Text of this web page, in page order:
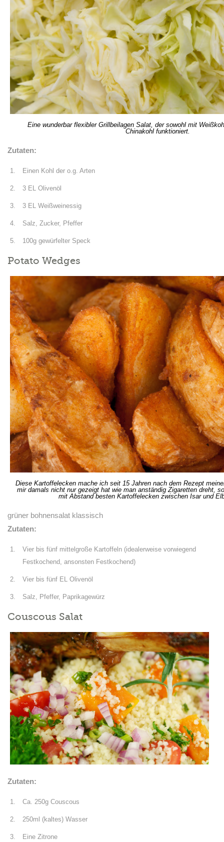
Eine wunderbar flexibler Grillbeilagen Salat, der sowohl mit
Chinakohl funktioniert.
Zutaten:
Einen Kohl der o.g. Arten
3 EL Olivenöl
3 EL Weißweinessig
Salz, Zucker, Pfeffer
100g gewürfelter Speck
Potato Wedges
Diese Kartoffelecken mache ich seit 15 Jahren nach dem Rezept
mir damals nicht nur gezeigt hat wie man anständig Zigaretten dreht,
mit Abstand besten Kartoffelecken zwischen Isar und
grüner bohnensalat klassisch
Zutaten:
Vier bis fünf mittelgroße Kartoffeln (idealerweise vorwiegend
Festkochend, ansonsten Festkochend)
Vier bis fünf EL Olivenöl
Salz, Pfeffer, Paprikagewürz
Couscous Salat
Zutaten:
Ca. 250g Couscous
250ml (kaltes) Wasser
Eine Zitrone